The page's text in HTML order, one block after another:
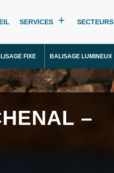
SERVICES SECTEURS
FIXE BALISAGE LUMINEUX
–